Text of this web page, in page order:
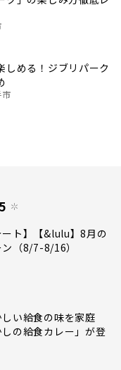
しめる！ジブリパーク
市
ート】【&lulu】8月の
（8/7-8/16）
しい給食の味を家庭
の給食カレー」が登